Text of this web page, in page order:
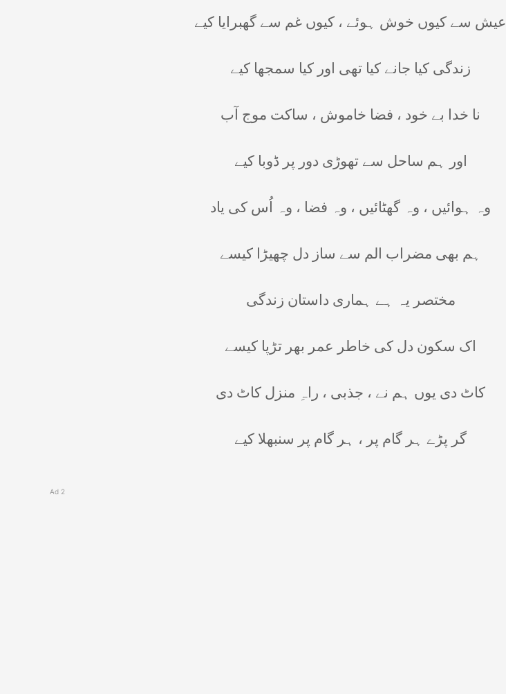
عیش سے کیوں خوش ہوئے ، کیوں غم سے گھبرایا کیے
زندگی کیا جانے کیا تھی اور کیا سمجھا کیے
نا خدا بے خود ، فضا خاموش ، ساکت موج آب
اور ہم ساحل سے تھوڑی دور پر ڈوبا کیے
وہ ہوائیں ، وہ گھٹائیں ، وہ فضا ، وہ اُس کی یاد
ہم بھی مضراب الم سے ساز دل چھیڑا کیسے
مختصر یہ ہے ہماری داستان زندگی
اک سکون دل کی خاطر عمر بھر تڑپا کیسے
کاٹ دی یوں ہم نے ، جذبی ، راہِ منزل کاٹ دی
گر پڑے ہر گام پر ، ہر گام پر سنبھلا کیے
Ad 2